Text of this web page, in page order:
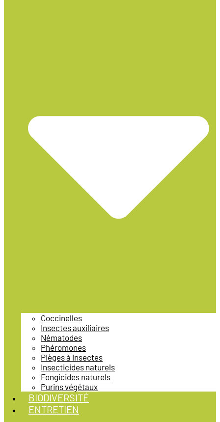
Coccinelles
Insectes auxiliaires
Nématodes
Phéromones
Pièges à insectes
Insecticides naturels
Fongicides naturels
Purins végétaux
BIODIVERSITÉ
ENTRETIEN